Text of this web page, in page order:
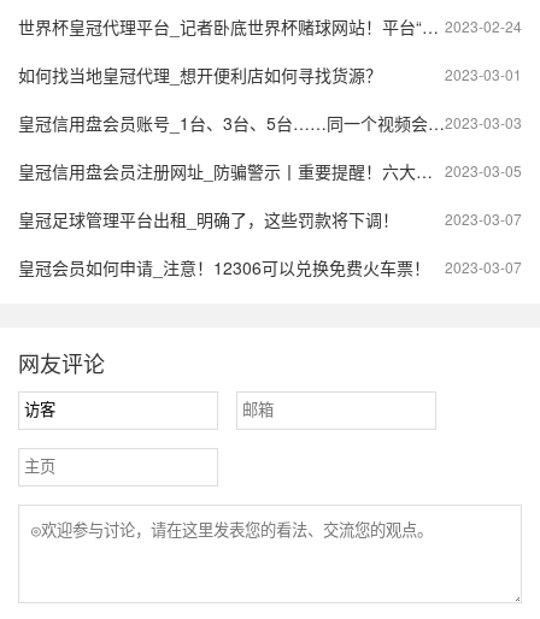
2023-02-24
世界杯皇冠代理平台_记者卧底世界杯赌球网站！平台“代理”佣金高得惊人！
2023-03-01
如何找当地皇冠代理_想开便利店如何寻找货源？
2023-03-03
皇冠信用盘会员账号_1台、3台、5台……同一个视频会员究竟能同时登录几个终端设备？
2023-03-05
皇冠信用盘会员注册网址_防骗警示丨重要提醒！六大典型诈骗手法！切勿上当！
2023-03-07
皇冠足球管理平台出租_明确了，这些罚款将下调！
2023-03-07
皇冠会员如何申请_注意！12306可以兑换免费火车票！
网友评论